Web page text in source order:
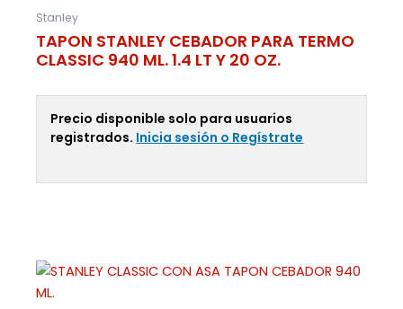
Stanley
TAPON STANLEY CEBADOR PARA TERMO
CLASSIC 940 ML. 1.4 LT Y 20 OZ.
Precio disponible solo para usuarios
registrados. Inicia sesión o Regístrate